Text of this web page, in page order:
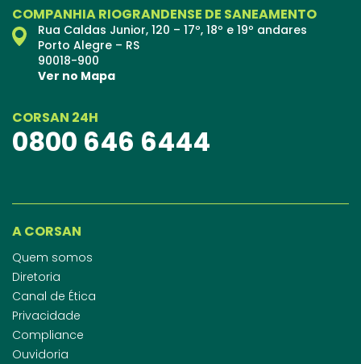
COMPANHIA RIOGRANDENSE DE SANEAMENTO
Rua Caldas Junior, 120 – 17º, 18º e 19º andares
Porto Alegre – RS
90018-900
Ver no Mapa
CORSAN 24H
0800 646 6444
A CORSAN
Quem somos
Diretoria
Canal de Ética
Privacidade
Compliance
Ouvidoria